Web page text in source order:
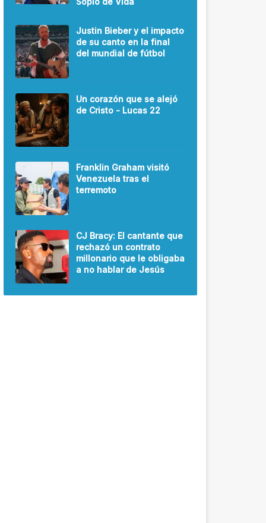
Justin Bieber y el impacto
de su canto en la final
del mundial de fútbol
Un corazón que se alejó
de Cristo - Lucas 22
Franklin Graham visitó
Venezuela tras el
terremoto
CJ Bracy: El cantante que
rechazó un contrato
millonario que le obligaba
a no hablar de Jesús